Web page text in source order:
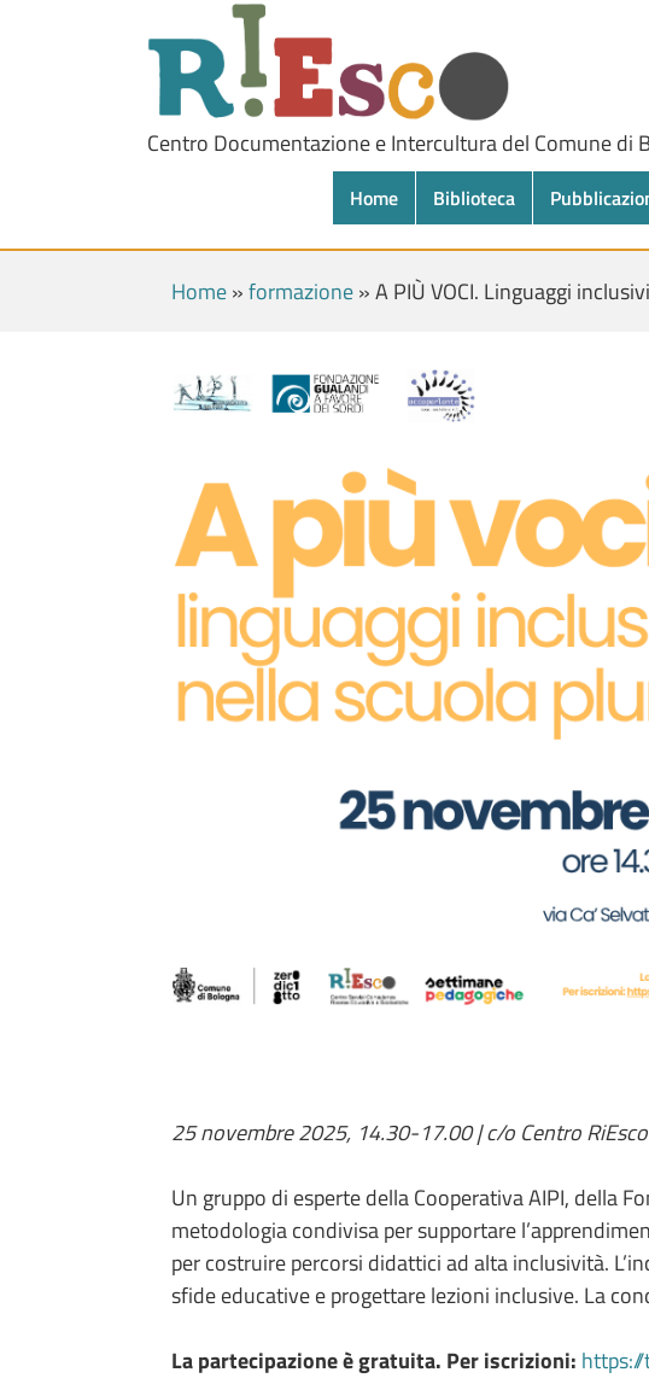
Centro Documentazione e Intercultura del Comune di
Home Biblioteca
Home»formazione»A PIÙ VOCI. Linguaggi
25 novembre 2025, 14.30-17.00 | c/o Centro
Un gruppo di esperte della Cooperativa AIPI, della
metodologia condivisa per supportare
per costruire percorsi didattici ad alta inclusività.
sfide educative e progettare lezioni inclusive. La
La partecipazione è gratuita. Per iscrizioni: